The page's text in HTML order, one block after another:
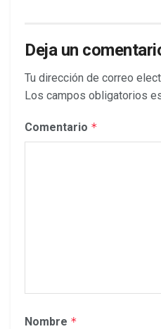
Deja un
Tu dirección de correo
Los campos obligatorios
Comentario *
Nombre *